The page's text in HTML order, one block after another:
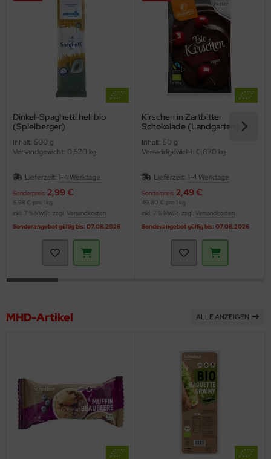
Dinkel-Spaghetti hell bio
(Spielberger)
Inhalt: 500 g
Versandgewicht: 0,520 kg
Lieferzeit: 1-4 Werktage
Sonderpreis 2,99 €
5,98 € pro 1 kg
inkl. 7 % MwSt. zzgl. Versandkosten
Sonderangebot gültig bis: 07.08.2026
Kirschen in Zartbitter
Schokolade (Landgarten)
Inhalt: 50 g
Versandgewicht: 0,070 kg
Lieferzeit: 1-4 Werktage
Sonderpreis 2,49 €
49,80 € pro 1 kg
inkl. 7 % MwSt. zzgl. Versandkosten
Sonderangebot gültig bis: 07.08.2026
MHD-Artikel ALLE ANZEIGEN